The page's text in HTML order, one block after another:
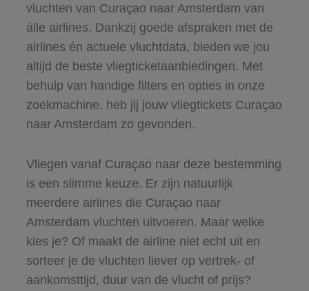
vluchten van Curaçao naar Amsterdam van
álle airlines. Dankzij goede afspraken met de
airlines én actuele vluchtdata, bieden we jou
altijd de beste vliegticketaanbiedingen. Met
behulp van handige filters en opties in onze
zoekmachine, heb jij jouw vliegtickets Curaçao
naar Amsterdam zo gevonden.
Vliegen vanaf Curaçao naar deze bestemming
is een slimme keuze. Er zijn natuurlijk
meerdere airlines die Curaçao naar
Amsterdam vluchten uitvoeren. Maar welke
kies je? Of maakt de airline niet echt uit en
sorteer je de vluchten liever op vertrek- of
aankomsttijd, duur van de vlucht of prijs?